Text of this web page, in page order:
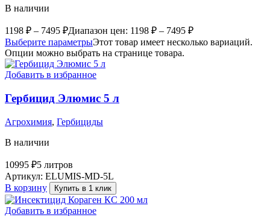
В наличии
1198 ₽ – 7495 ₽Диапазон цен: 1198 ₽ – 7495 ₽
Выберите параметрыЭтот товар имеет несколько вариаций.
Опции можно выбрать на странице товара.
Добавить в избранное
Гербицид Элюмис 5 л
Агрохимия, Гербициды
В наличии
10995 ₽5 литров
Артикул: ELUMIS-MD-5L
В корзину
Купить в 1 клик
Добавить в избранное